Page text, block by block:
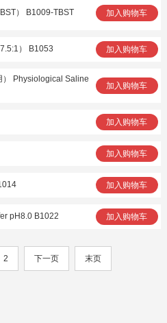
） B1009-TBST 加入购物车
） B1053 加入购物车
） Physiological Saline
加入购物车
加入购物车
加入购物车
加入购物车
pH8.0 B1022 加入购物车
2 下一页 末页